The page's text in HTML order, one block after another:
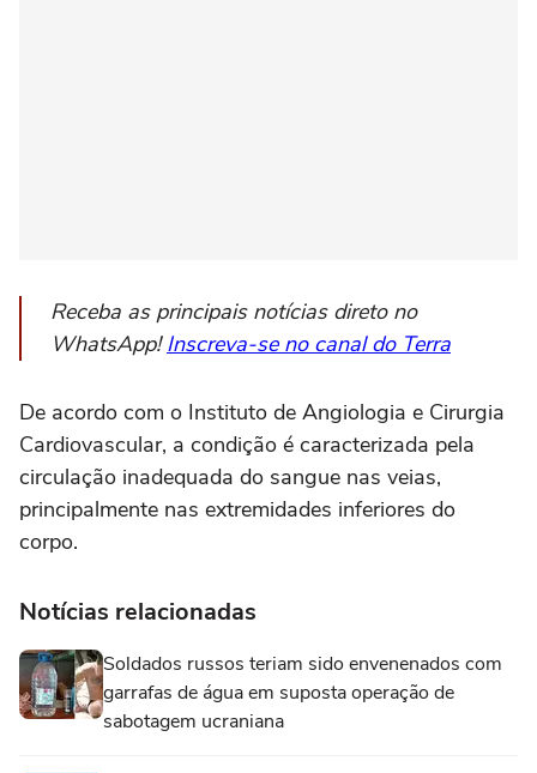
Receba as principais notícias direto no
WhatsApp!Inscreva-se no canal do Terra
De acordo com o Instituto de Angiologia e Cirurgia
Cardiovascular, a condição é caracterizada pela
circulação inadequada do sangue nas veias,
principalmente nas extremidades inferiores do
corpo.
Notícias relacionadas
Soldados russos teriam sido envenenados com
garrafas de água em suposta operação de
sabotagem ucraniana